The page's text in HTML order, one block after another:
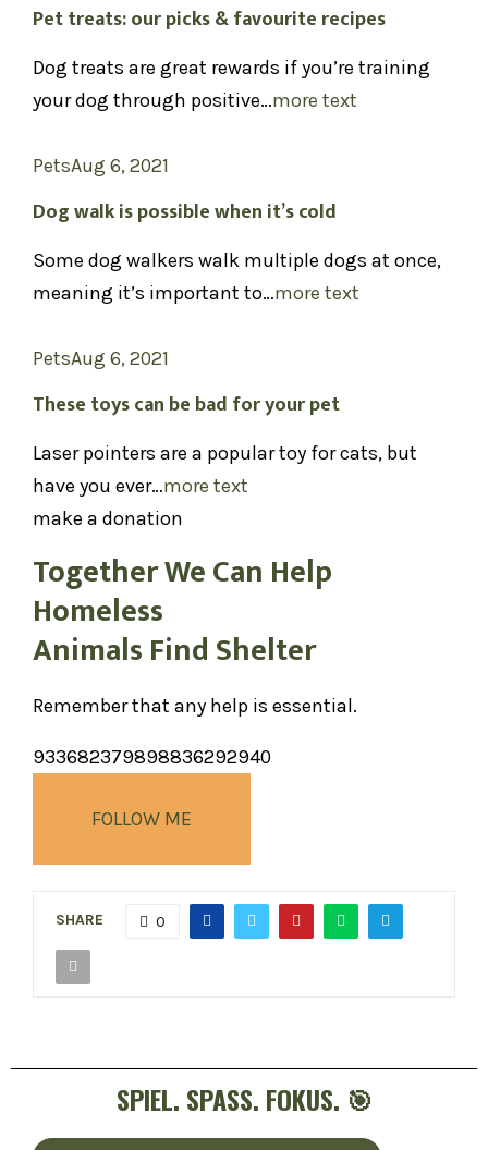
Pet treats: our picks & favourite recipes
Dog treats are great rewards if you’re training
your dog through positive…more text
PetsAug 6, 2021
Dog walk is possible when it’s cold
Some dog walkers walk multiple dogs at once,
meaning it’s important to…more text
PetsAug 6, 2021
These toys can be bad for your pet
Laser pointers are a popular toy for cats, but
have you ever…more text
make a donation
Together We Can Help
Homeless
Animals Find Shelter
Remember that any help is essential.
933682379898836292940
FOLLOW ME
SHARE 0
SPIEL. SPASS. FOKUS. 🎯